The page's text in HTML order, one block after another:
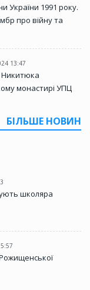
України 1991 року.
про війну та
13:47
монастирі УПЦ
БІЛЬШЕ НОВИН
школяра